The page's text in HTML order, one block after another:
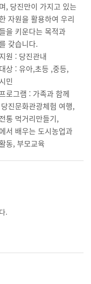
, 당진만이 가지고 있는
자원을 활용하여 우리
을 키운다는 목적과
갖습니다.
원 : 당진관내
상 : 유아,초등 ,중등,
민
로그램 : 가족과 함께
진문화관광체험 여행,
통 먹거리만들기,
서 배우는 도시농업과
동, 부모교육
.